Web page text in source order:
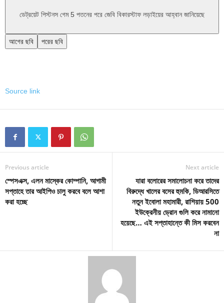
ডেট্রয়েট পিস্টনস গেম 5 পতনের পরে জেবি বিকারস্টাফ লড়াইয়ের আহ্বান জানিয়েছে
আগের ছবি পরের ছবি
Source link
Previous article
স্পেসএক্স, এলন মাস্কের কোম্পানি, আগামী
সপ্তাহে তার আইপিও চালু করবে বলে আশা
করা হচ্ছে
Next article
যারা বলোরের সমালোচনা করে তাদের
বিরুদ্ধে খালের বসের হুমকি, ডিআরসিতে
নতুন ইবোলা মহামারী, রাশিয়ায় 500
ইউক্রেনীয় ড্রোন গুলি করে নামানো
হয়েছে… এই সপ্তাহান্তে কী মিস করবেন
না